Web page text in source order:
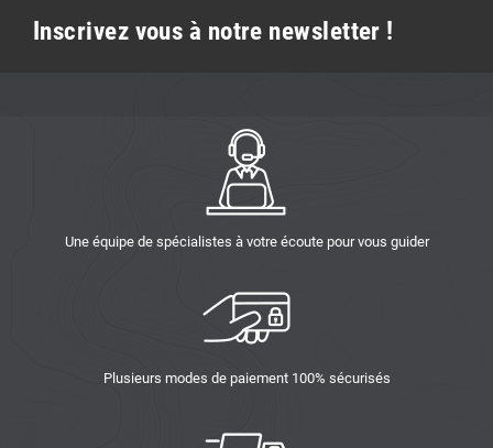
Inscrivez vous à notre newsletter !
Une équipe de spécialistes à votre écoute pour vous guider
Plusieurs modes de paiement 100% sécurisés